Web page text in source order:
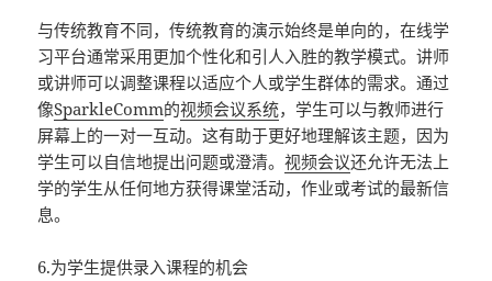
与传统教育不同，传统教育的演示始终是单向的，在线学
习平台通常采用更加个性化和引人入胜的教学模式。讲师
或讲师可以调整课程以适应个人或学生群体的需求。通过
像SparkleComm的视频会议系统，学生可以与教师进行
屏幕上的一对一互动。这有助于更好地理解该主题，因为
学生可以自信地提出问题或澄清。视频会议还允许无法上
学的学生从任何地方获得课堂活动，作业或考试的最新信
息。
6.为学生提供录入课程的机会